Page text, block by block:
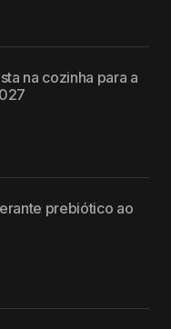
na cozinha para a
prebiótico ao